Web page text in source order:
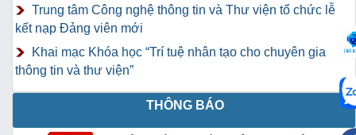
Trung tâm Công nghệ thông tin và Thư viện tổ chức lễ
kết nạp Đảng viên mới
Khai mạc Khóa học “Trí tuệ nhân tạo cho chuyên gia
thông tin và thư viện”
THÔNG BÁO